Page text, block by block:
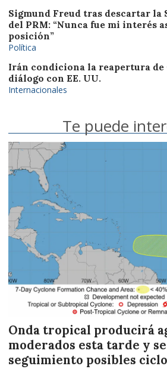
Sigmund Freud tras descartar la
del PRM: “Nunca fue mi interés
posición”
Política
Irán condiciona la reapertura
diálogo con EE. UU.
Internacionales
Te puede
Onda tropical producirá
moderados esta tarde y
seguimiento posibles